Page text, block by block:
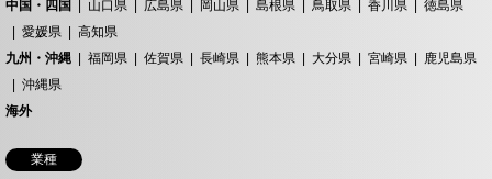
中国・四国
山口県 広島県 岡山県 島根県 鳥取県 香川県
徳島県
愛媛県
高知県
九州・沖縄
福岡県 佐賀県 長崎県 熊本県 大分県 宮崎県
鹿児島県
沖縄県
海外
業種